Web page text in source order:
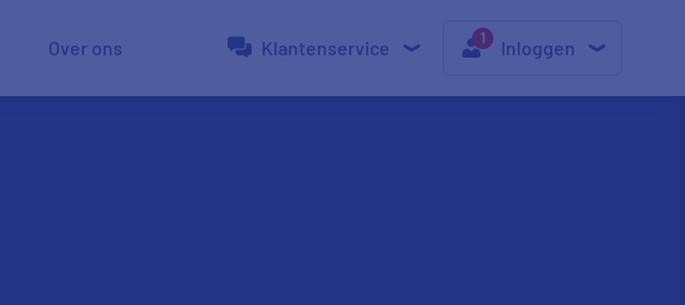
Over ons Klantenservice Inloggen